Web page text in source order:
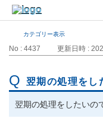
カテゴリー表示
No : 4437 更新日時 :
翌期の処理をし
翌期の処理をしたいの